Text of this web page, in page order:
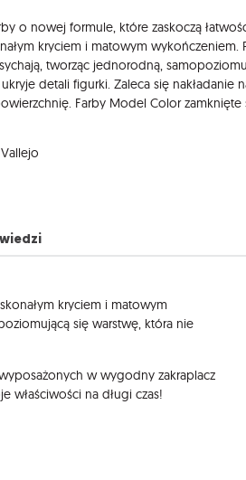
o nowej formule, które zaskoczą
kryciem i matowym wykończeniem.
tworząc jednorodną,
detali figurki. Zaleca się nakładanie
Vallejo
kryciem i matowym
się warstwę, która nie
w wygodny zakraplacz
właściwości na długi czas!